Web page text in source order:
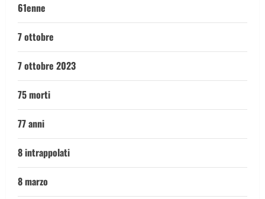
61enne
7 ottobre
7 ottobre 2023
75 morti
77 anni
8 intrappolati
8 marzo